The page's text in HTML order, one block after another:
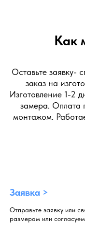
Как
Оставьте заявку-
заказ на
Изготовление 1-2
замера. Оплата
монтажом.
Заявка >
Отправьте заявку или
размерам или